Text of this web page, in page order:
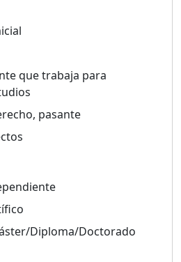
que trabaja para
pasante
Diploma/Doctorado